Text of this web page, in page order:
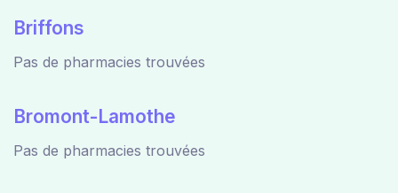
Briffons
Pas de pharmacies trouvées
Bromont-Lamothe
Pas de pharmacies trouvées